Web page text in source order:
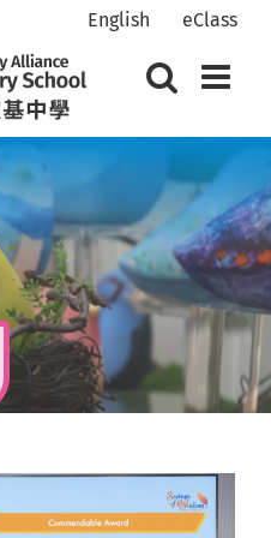
English eClass